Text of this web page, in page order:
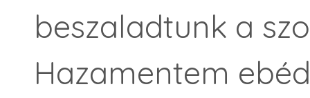
beszaladtunk a
Hazamentem